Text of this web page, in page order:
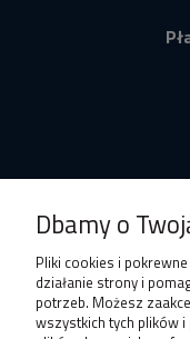
Dbamy o
Pliki cookies i
działanie strony i
potrzeb. Możesz
wszystkich tych plików